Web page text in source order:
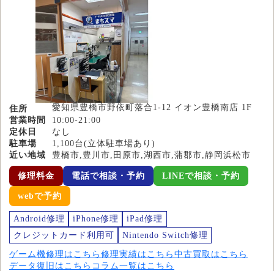
住所
愛知県豊橋市野依町落合1-12 イオン豊橋南店 1F
営業時間
10:00-21:00
定休日
なし
駐車場
1,100台(立体駐車場あり)
近い地域
豊橋市,豊川市,田原市,湖西市,蒲郡市,静岡浜松市
修理料金 電話で相談・予約 LINEで相談・予約
webで予約
Android修理 iPhone修理
iPad修理
クレジットカード利用可
Nintendo Switch修理
ゲーム機修理はこちら 修理実績はこちら 中古買取はこちら
データ復旧はこちら コラム一覧はこちら